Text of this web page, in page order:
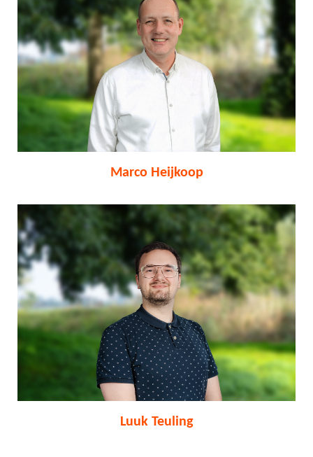
Marco Heijkoop
Luuk Teuling